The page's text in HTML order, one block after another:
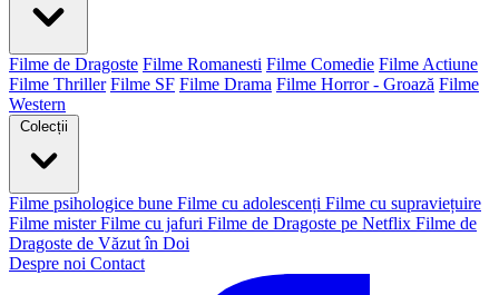
Filme de Dragoste Filme Romanesti Filme Comedie Filme Actiune
Filme Thriller Filme SF Filme Drama Filme Horror - Groază Filme
Western
Colecții
Filme psihologice bune Filme cu adolescenți Filme cu supraviețuire
Filme mister Filme cu jafuri Filme de Dragoste pe Netflix Filme de
Dragoste de Văzut în Doi
Despre noi Contact